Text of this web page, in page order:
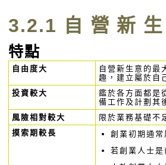
3.2.1 自 營 新
特點
自由度大
自營新生意的最
趣，建立屬於自
投資較大
鑑於各方面都是
備工作及計劃其
風險相對較大
限於業務基礎不
摸索期較長
創業初期通
若創業人士